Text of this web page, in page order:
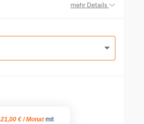
mehr Details
21,00 € / Monat mit